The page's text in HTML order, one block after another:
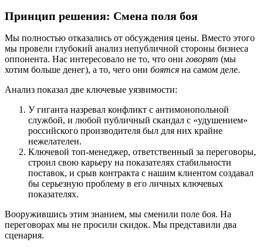
Принцип решения: Смена поля боя
Мы полностью отказались от обсуждения цены. Вместо этого
мы провели глубокий анализ непубличной стороны бизнеса
оппонента. Нас интересовало не то, что они говорят (мы
хотим больше денег), а то, чего они боятся на самом деле.
Анализ показал две ключевые уязвимости:
У гиганта назревал конфликт с антимонопольной
службой, и любой публичный скандал с «удушением»
российского производителя был для них крайне
нежелателен.
Ключевой топ-менеджер, ответственный за переговоры,
строил свою карьеру на показателях стабильности
поставок, и срыв контракта с нашим клиентом создавал
бы серьезную проблему в его личных ключевых
показателях.
Вооружившись этим знанием, мы сменили поле боя. На
переговорах мы не просили скидок. Мы представили два
сценария.